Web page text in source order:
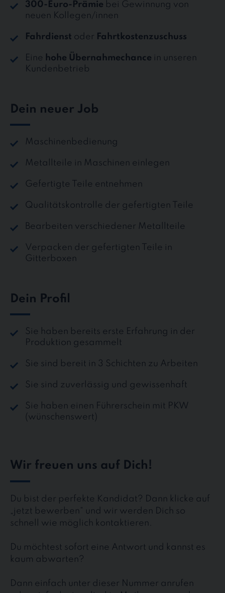
300-Euro-Prämie bei Gewinnung von
neuen Kollegen/innen
Fahrdienst oder Fahrtkostenzuschuss
Eine hohe Übernahmechance in unseren
Kundenbetrieb
Dein neuer Job
Maschinenbedienung
Metallteile in Maschinen einlegen
Gefertigte Teile entnehmen
Qualitätskontrolle der gefertigten Teile
Bearbeiten verschiedener Metallteile
Verpacken der gefertigten Teile in
Gitterboxen
Dein Profil
Sie haben bereits erste Erfahrung in der
Produktion gesammelt
Sie sind bereit in 3 Schichten zu Arbeiten
Sie sind zuverlässig und gewissenhaft
Sie haben einen Führerschein mit PKW
(wünschenswert)
Wir freuen uns auf Dich!
Du bist der perfekte Kandidat? Dann klicke auf
„jetzt bewerben“ und wir werden Dich so
schnell wie möglich kontaktieren.
Du möchtest sofort eine Antwort und kannst es
kaum abwarten?
Dann einfach unter dieser Nummer anrufen